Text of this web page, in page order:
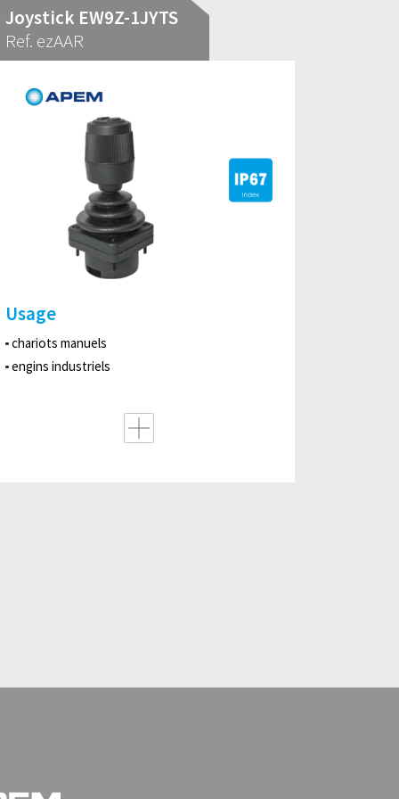
Joystick EW9Z-1JYTS
Ref. ezAAR
Usage
chariots manuels
engins industriels